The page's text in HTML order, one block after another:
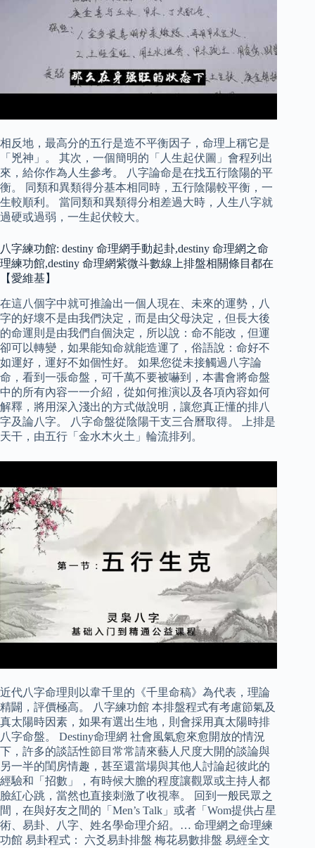
相反地，最高分的五行是造不平衡因子，命理上稱它是
「兇神」。 其次，一個簡明的「人生起伏圖」會程列出
來，給你作為人生參考。 八字論命是在找五行陰陽的平
衡。 同類和異類得分基本相同時，五行陰陽較平衡，一
生較順利。 當同類和異類得分相差過大時，人生八字就
過硬或過弱，一生起伏較大。
八字練功館: destiny 命理網手動起卦,destiny 命理網之命
理練功館,destiny 命理網紫微斗數線上排盤相關條目都在
【愛維基】
在這八個字中就可推論出一個人現在、未來的運勢，八
字的好壞不是由我們決定，而是由父母決定，但長大後
的命運則是由我們自個決定，所以說：命不能改，但運
卻可以轉變，如果能知命就能造運了，俗語說：命好不
如運好，運好不如個性好。 如果您從未接觸過八字論
命，看到一張命盤，可千萬不要被嚇到，本書會將命盤
中的所有內容一一介紹，從如何推演以及各項內容如何
解釋，將用深入淺出的方式做說明，讓您真正懂的排八
字及論八字。 八字命盤從陰陽干支三合曆取得。 上排是
天干，由五行「金水木火土」輪流排列。
近代八字命理則以韋千里的《千里命稿》為代表，理論
精闢，評價極高。 八字練功館 本排盤程式有考慮節氣及
真太陽時因素，如果有選出生地，則會採用真太陽時排
八字命盤。 Destiny命理網 社會風氣愈來愈開放的情況
下，許多的談話性節目常常請來藝人尺度大開的談論與
另一半的閨房情趣，甚至還當場與其他人討論起彼此的
經驗和「招數」，有時候大膽的程度讓觀眾或主持人都
臉紅心跳，當然也直接刺激了收視率。 回到一般民眾之
間，在與好友之間的「Men’s Talk」或者「Wom提供占星
術、易卦、八字、姓名學命理介紹。… 命理網之命理練
功館 易卦程式： 六爻易卦排盤 梅花易數排盤 易經全文